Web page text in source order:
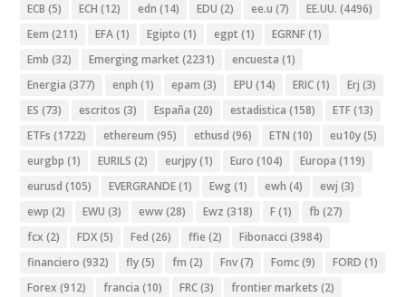
ECB (5) ECH (12) edn (14) EDU (2) ee.u (7) EE.UU. (4496)
Eem (211) EFA(1) Egipto (1) egpt (1) EGRNF(1)
Emb (32) Emerging market (2231) encuesta (1)
Energia (377) enph (1) epam (3) EPU (14) ERIC(1) Erj (3)
ES (73) escritos (3) España (20) estadistica (158) ETF(13)
ETFs (1722) ethereum (95) ethusd (96) ETN (10) eu10y(5)
eurgbp (1) EURILS (2) eurjpy(1) Euro (104) Europa (119)
eurusd (105) EVERGRANDE(1) Ewg (1) ewh (4) ewj (3)
ewp (2) EWU (3) eww(28) Ewz (318) F(1) fb (27)
fcx (2) FDX(5) Fed (26) ffie (2) Fibonacci (3984)
financiero (932) fly(5) fm (2) Fnv(7) Fomc(9) FORD (1)
Forex (912) francia (10) FRC(3) frontier markets (2)